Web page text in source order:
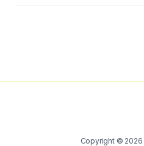
Copyright © 2026